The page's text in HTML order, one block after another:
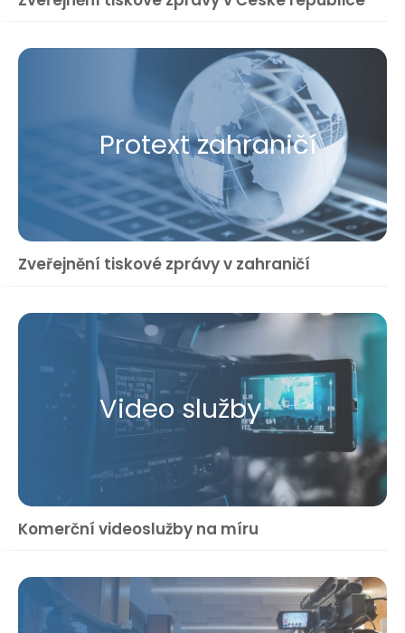
Protext zahraničí
Zveřejnění tiskové zprávy v zahraničí
Video služby
Komerční videoslužby na míru